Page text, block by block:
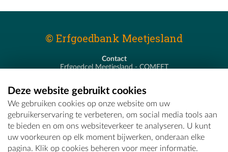
© Erfgoedbank Meetjesland
Contact
Erfgoedcel Meetjesland - COMEET
T - 09 373 75 96
E -erfgoedcel@comeet.be
Deze website gebruikt cookies
We gebruiken cookies op onze website om uw
gebruikerservaring te verbeteren, om social media tools aan
te bieden en om ons websiteverkeer te analyseren. U kunt
uw voorkeuren op elk moment bijwerken, onderaan elke
pagina. Klik op cookies beheren voor meer informatie.